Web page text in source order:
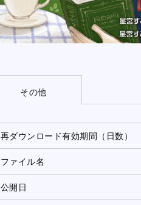
その他
再ダウンロード有効期間（日数）
ファイル名
公開日